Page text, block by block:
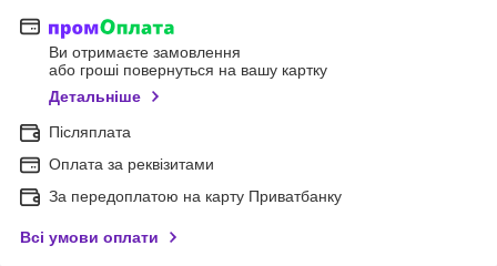
Ви отримаєте замовлення
або гроші повернуться на вашу картку
Детальніше
Післяплата
Оплата за реквізитами
За передоплатою на карту Приватбанку
Всі умови оплати